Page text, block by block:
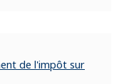
de l'impôt sur